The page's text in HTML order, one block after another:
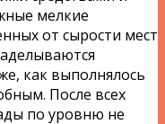
мелкие
от сырости мест
как выполнялось
После всех
по уровню не